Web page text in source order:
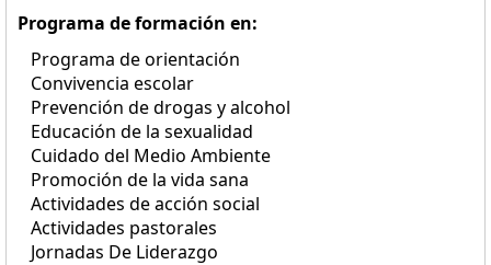
Programa de formación en:
Programa de orientación
Convivencia escolar
Prevención de drogas y alcohol
Educación de la sexualidad
Cuidado del Medio Ambiente
Promoción de la vida sana
Actividades de acción social
Actividades pastorales
Jornadas De Liderazgo